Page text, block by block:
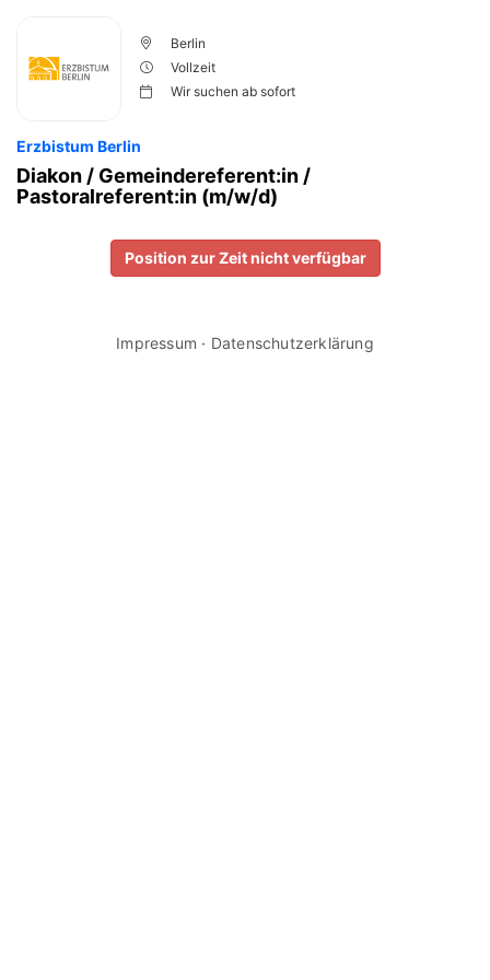
Berlin
Vollzeit
Wir suchen ab sofort
Erzbistum Berlin
Diakon / Gemeindereferent:in /
Pastoralreferent:in (m/w/d)
Position zur Zeit nicht verfügbar
Impressum · Datenschutzerklärung